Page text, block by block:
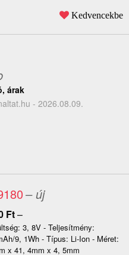
Kedvencekbe
árak
- 2026.08.09.
– új
Ft–
3, 8V - Teljesítmény:
9, 1Wh - Típus: Li-Ion - Méret:
x 41, 4mm x 4, 5mm